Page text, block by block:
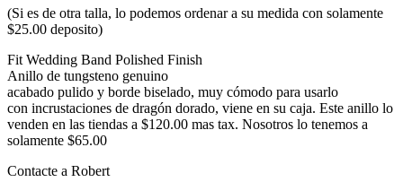
(Si es de otra talla, lo podemos ordenar a su medida con solamente
$25.00 deposito)
Fit Wedding Band Polished Finish
Anillo de tungsteno genuino
acabado pulido y borde biselado, muy cómodo para usarlo
con incrustaciones de dragón dorado, viene en su caja. Este anillo lo
venden en las tiendas a $120.00 mas tax. Nosotros lo tenemos a
solamente $65.00
Contacte a Robert